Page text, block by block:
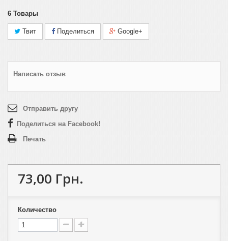
6 Товары
Твит Поделиться Google+
Написать отзыв
Отправить другу
Поделиться на Facebook!
Печать
73,00 Грн.
Количество